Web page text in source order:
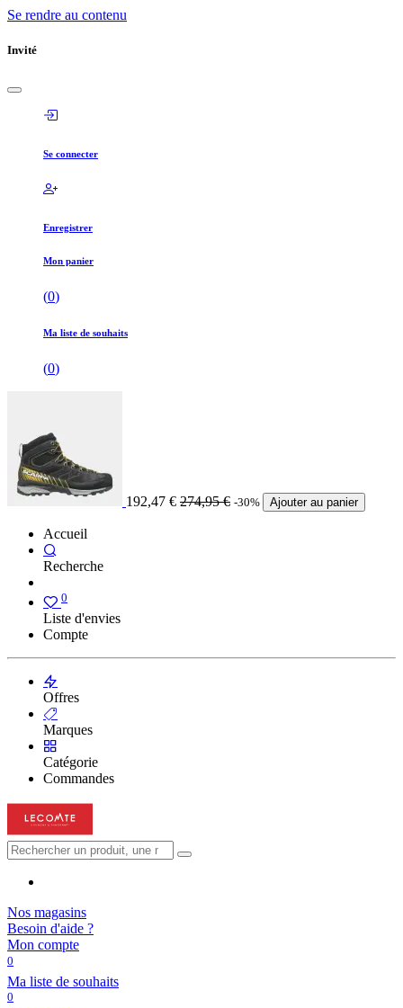
Se rendre au contenu
Invité
Se connecter
Enregistrer
Mon panier
(0)
Ma liste de souhaits
(0)
192,47 € 274,95€ -30% Ajouter au panier
Accueil
Recherche
0
Liste d'envies
Compte
Offres
Marques
Catégorie
Commandes
Nos magasins
Besoin d'aide ?
Mon compte
0
Ma liste de souhaits
0